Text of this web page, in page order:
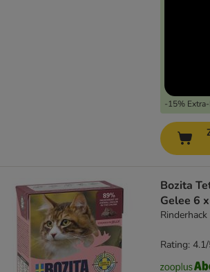
-15%
Bozita
Gelee 6
Rinderhack
Rating: